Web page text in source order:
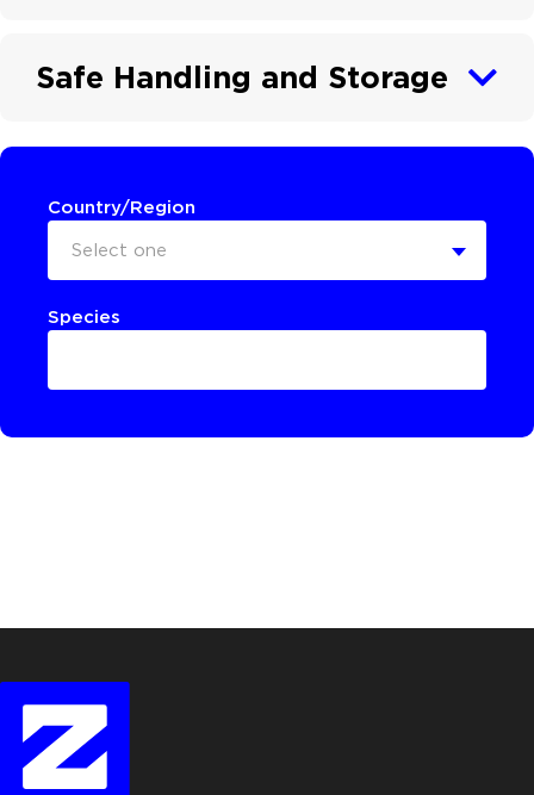
Safe Handling and Storage
Country/Region
Select one
Species